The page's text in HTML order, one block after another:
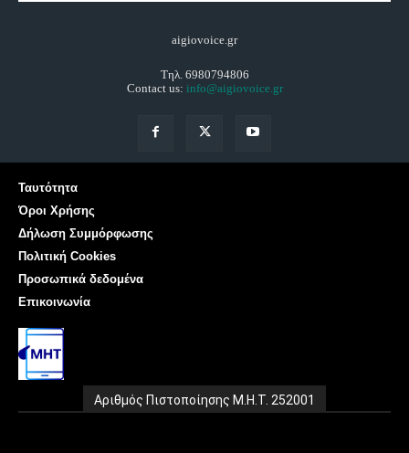
aigiovoice.gr
Τηλ. 6980794806
Contact us: info@aigiovoice.gr
Ταυτότητα
Όροι Χρήσης
Δήλωση Συμμόρφωσης
Πολιτική Cookies
Προσωπικά δεδομένα
Επικοινωνία
Αριθμός Πιστοποίησης Μ.Η.Τ. 252001